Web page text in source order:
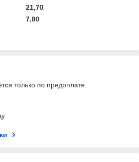
21,70
7,80
только по предоплате.